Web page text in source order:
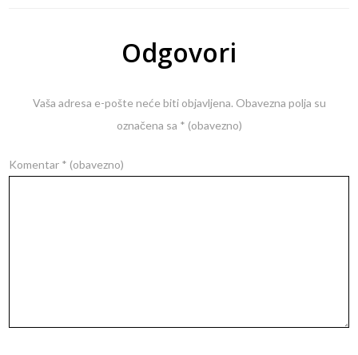
Odgovori
Vaša adresa e-pošte neće biti objavljena. Obavezna polja su
označena sa * (obavezno)
Komentar * (obavezno)